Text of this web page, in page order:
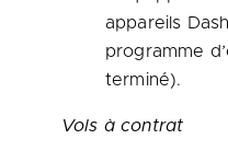
appareils
programme
terminé).
Vols à contrat